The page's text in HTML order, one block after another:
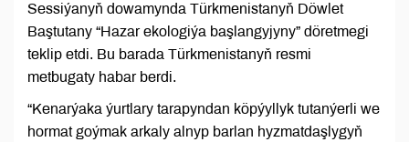
Sessiýanyň dowamynda Türkmenistanyň Döwlet
Baştutany “Hazar ekologiýa başlangyjyny” döretmegi
teklip etdi. Bu barada Türkmenistanyň resmi
metbugaty habar berdi.
“Kenarýaka ýurtlary tarapyndan köpýyllyk tutanýerli we
hormat goýmak arkaly alnyp barlan hyzmatdaşlygyň